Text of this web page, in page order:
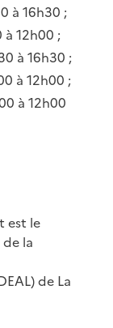
à 16h30 ;
12h00 ;
à 16h30 ;
à 12h00 ;
à 12h00
est le
la
de La